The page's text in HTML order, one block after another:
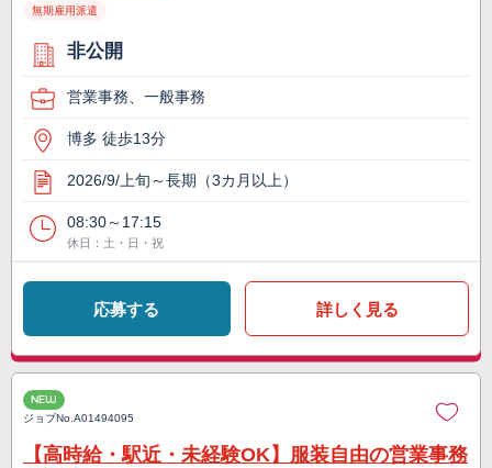
無期雇用派遣
非公開
営業事務、一般事務
博多 徒歩13分
2026/9/上旬～長期（3カ月以上）
08:30～17:15
休日：土・日・祝
応募する 詳しく見る
NEW
ジョブNo.A01494095
【高時給・駅近・未経験OK】服装自由の営業事務